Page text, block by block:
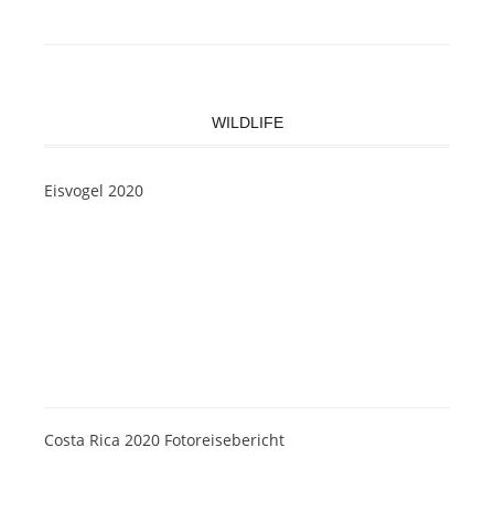
WILDLIFE
Eisvogel 2020
Costa Rica 2020 Fotoreisebericht